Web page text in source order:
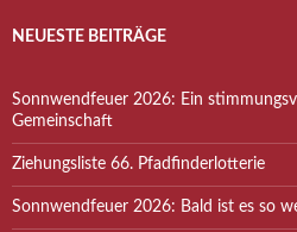
NEUESTE BEITRÄGE
Sonnwendfeuer 2026: Ein
Gemeinschaft
Ziehungsliste 66. Pfadfinderlotterie
Sonnwendfeuer 2026: Bald ist es so